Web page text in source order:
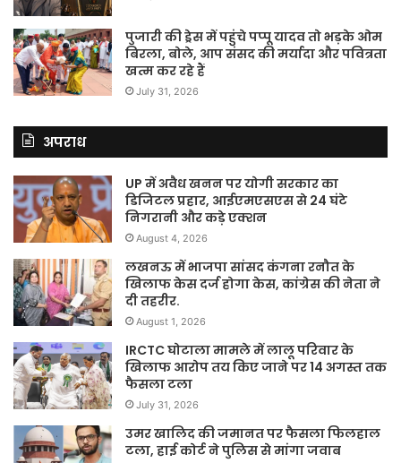
पुजारी की ड्रेस में पहुंचे पप्पू यादव तो भड़के ओम
बिरला, बोले, आप संसद की मर्यादा और पवित्रता
खत्म कर रहे हैं
July 31, 2026
अपराध
UP में अवैध खनन पर योगी सरकार का
डिजिटल प्रहार, आईएमएसएस से 24 घंटे
निगरानी और कड़े एक्शन
August 4, 2026
लखनऊ में भाजपा सांसद कंगना रनौत के
खिलाफ केस दर्ज होगा केस, कांग्रेस की नेता ने
दी तहरीर.
August 1, 2026
IRCTC घोटाला मामले में लालू परिवार के
खिलाफ आरोप तय किए जाने पर 14 अगस्त तक
फैसला टला
July 31, 2026
उमर खालिद की जमानत पर फैसला फिलहाल
टला, हाई कोर्ट ने पुलिस से मांगा जवाब